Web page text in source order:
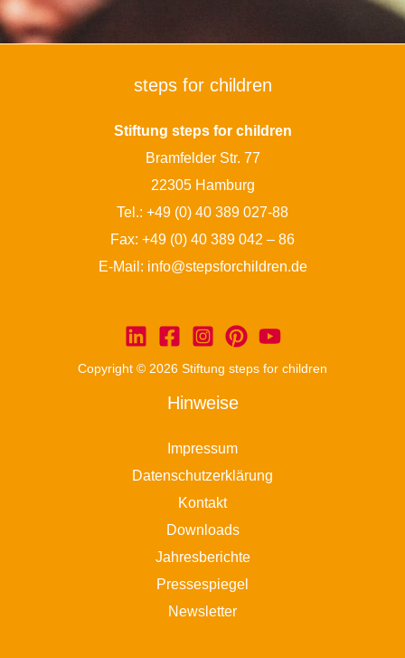
steps for children
Stiftung steps for children
Bramfelder Str. 77
22305 Hamburg
Tel.: +49 (0) 40 389 027-88
Fax: +49 (0) 40 389 042 – 86
E-Mail: info@stepsforchildren.de
Copyright © 2026 Stiftung steps for children
Hinweise
Impressum
Datenschutzerklärung
Kontakt
Downloads
Jahresberichte
Pressespiegel
Newsletter